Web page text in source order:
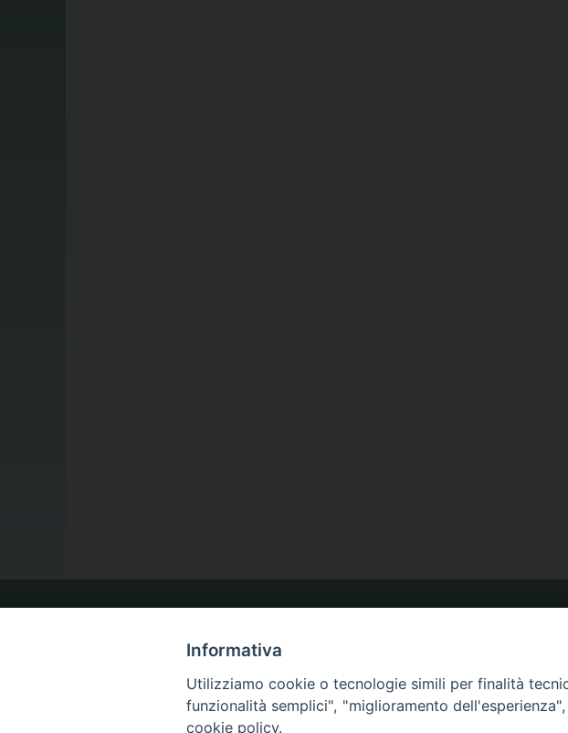
LA NOSTRA DIOCESI
IL VESCOVO
Informativa
Utilizziamo cookie o tecnologie simili per finalità
funzionalità semplici", "miglioramento
cookie policy.